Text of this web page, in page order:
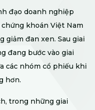
đạo doanh nghiệp
khoán Việt Nam
giảm đan xen. Sau giai
đang bước vào giai
các nhóm cổ phiếu khi
hơn.
trong những giai